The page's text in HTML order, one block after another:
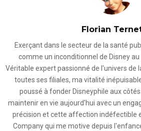
Florian
Exerçant dans le secteur de la santé
comme un inconditionnel de Disney
Véritable expert passionné de l'univers de
toutes ses filiales, ma vitalité
poussé à fonder Disneyphile aux
maintenir en vie aujourd'hui avec un
précision et cette affection indéfectible
Company qui me motive depuis